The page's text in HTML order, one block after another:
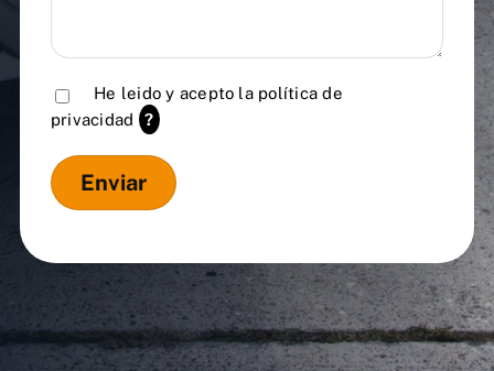
He leido y acepto la política de
privacidad
?